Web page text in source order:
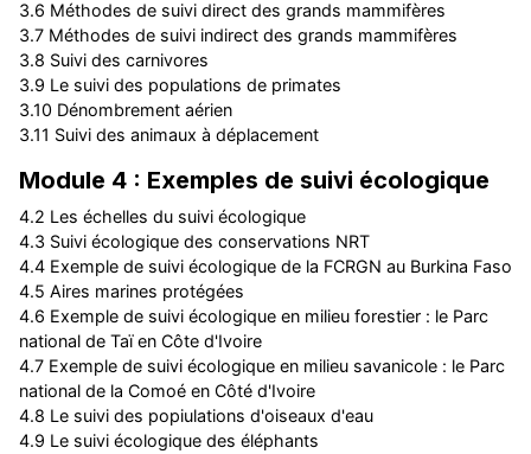
3.6 Méthodes de suivi direct des grands mammifères
3.7 Méthodes de suivi indirect des grands mammifères
3.8 Suivi des carnivores
3.9 Le suivi des populations de primates
3.10 Dénombrement aérien
3.11 Suivi des animaux à déplacement
Module 4 : Exemples de suivi écologique
4.2 Les échelles du suivi écologique
4.3 Suivi écologique des conservations NRT
4.4 Exemple de suivi écologique de la FCRGN au Burkina Faso
4.5 Aires marines protégées
4.6 Exemple de suivi écologique en milieu forestier : le Parc
national de Taï en Côte d'Ivoire
4.7 Exemple de suivi écologique en milieu savanicole : le Parc
national de la Comoé en Côté d'Ivoire
4.8 Le suivi des popiulations d'oiseaux d'eau
4.9 Le suivi écologique des éléphants